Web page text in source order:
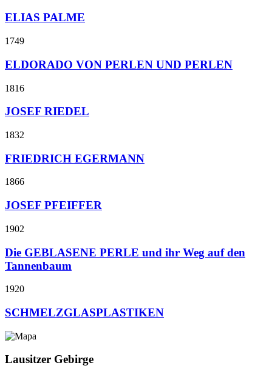
ELIAS PALME
1749
ELDORADO VON PERLEN UND PERLEN
1816
JOSEF RIEDEL
1832
FRIEDRICH EGERMANN
1866
JOSEF PFEIFFER
1902
Die GEBLASENE PERLE und ihr Weg auf den
Tannenbaum
1920
SCHMELZGLASPLASTIKEN
Lausitzer Gebirge